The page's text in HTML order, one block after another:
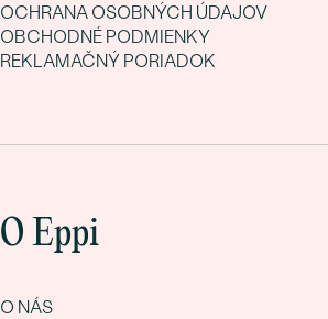
OCHRANA OSOBNÝCH ÚDAJOV
OBCHODNÉ PODMIENKY
REKLAMAČNÝ PORIADOK
O Eppi
O NÁS